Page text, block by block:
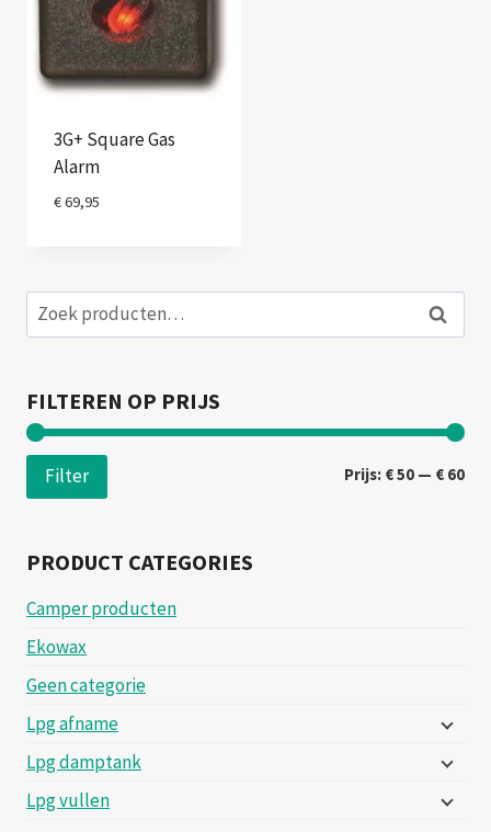
3G+ Square Gas
Alarm
€69,95
Zoeken
naar:
Zoeken
FILTEREN OP PRIJS
Filter Prijs: € 50 — € 60
PRODUCT CATEGORIES
Camper producten
Ekowax
Geen categorie
Lpg afname
Lpg damptank
Lpg vullen